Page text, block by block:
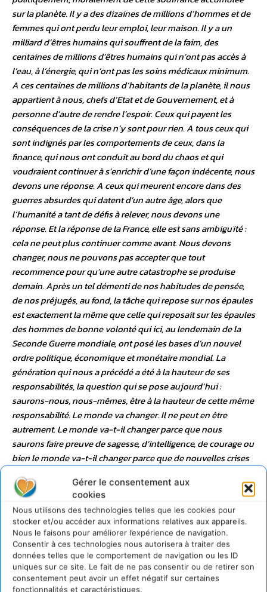
Gérer le consentement aux
cookies
Nous utilisons des technologies telles que les cookies pour
stocker et/ou accéder aux informations relatives aux appareils.
Nous le faisons pour améliorer l’expérience de navigation.
Consentir à ces technologies nous autorisera à traiter des
données telles que le comportement de navigation ou les ID
uniques sur ce site. Le fait de ne pas consentir ou de retirer son
consentement peut avoir un effet négatif sur certaines
fonctionnalités et caractéristiques.